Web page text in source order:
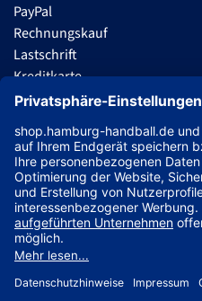
PayPal
Rechnungskauf
Lastschrift
Kreditkarte
Apple Pay
ABONNIERE JETZT DEN
UND VERPASSE KEINE NEUIGKEIT
JETZT